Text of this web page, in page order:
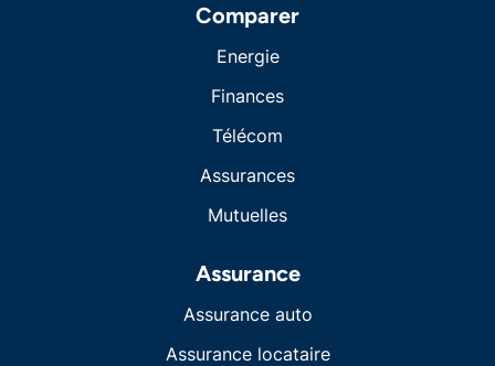
Comparer
Energie
Finances
Télécom
Assurances
Mutuelles
Assurance
Assurance auto
Assurance locataire